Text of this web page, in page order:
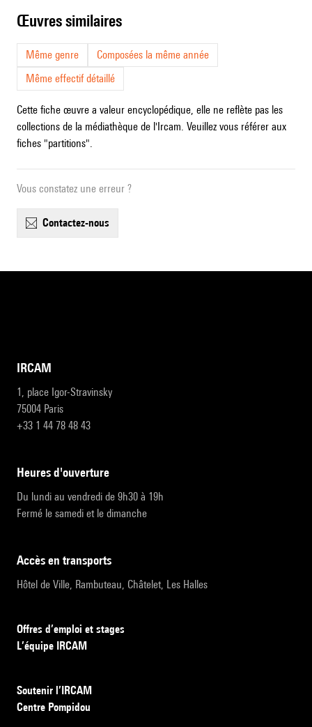
œuvres similaires
Même genre
Composées la même année
Même effectif détaillé
Cette fiche œuvre a valeur encyclopédique, elle ne reflète pas les
collections de la médiathèque de l'Ircam. Veuillez vous référer aux
fiches "partitions".
Vous constatez une erreur ?
contactez-nous
IRCAM
1, place Igor-Stravinsky
75004 Paris
+33 1 44 78 48 43
heures d'ouverture
Du lundi au vendredi de 9h30 à 19h
Fermé le samedi et le dimanche
accès en transports
Hôtel de Ville, Rambuteau, Châtelet, Les Halles
Offres d’emploi et stages
L’équipe IRCAM
Soutenir l’IRCAM
Centre Pompidou